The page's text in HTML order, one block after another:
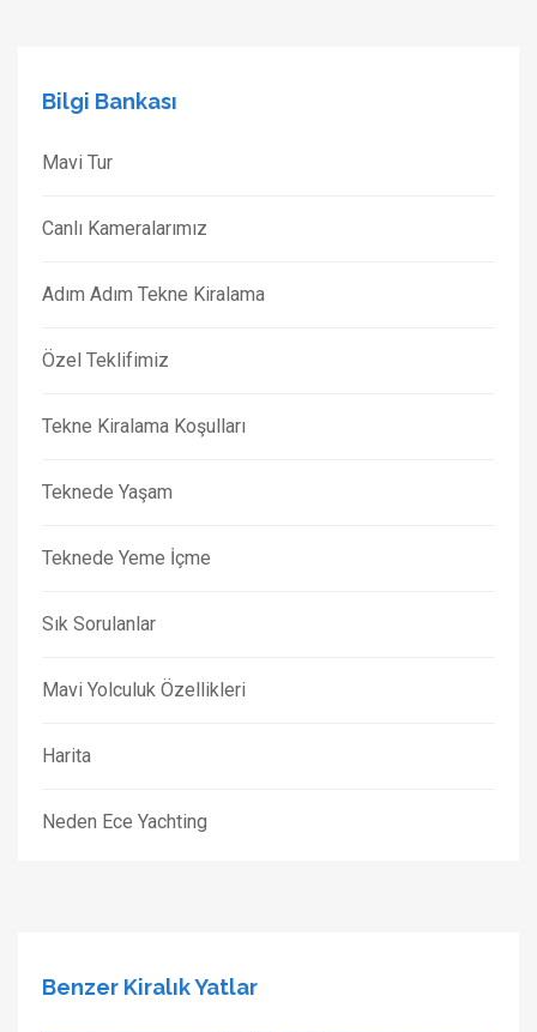
Bilgi Bankası
Mavi Tur
Canlı Kameralarımız
Adım Adım Tekne Kiralama
Özel Teklifimiz
Tekne Kiralama Koşulları
Teknede Yaşam
Teknede Yeme İçme
Sık Sorulanlar
Mavi Yolculuk Özellikleri
Harita
Neden Ece Yachting
Benzer Kiralık Yatlar